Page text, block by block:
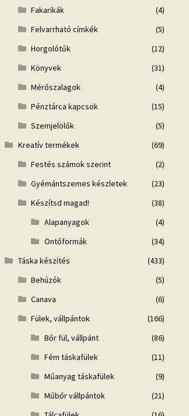
Fakarikák
(4)
Felvarrható címkék
(5)
Horgolótűk
(12)
Könyvek
(31)
Mérőszalagok
(4)
Pénztárca kapcsok
(15)
Szemjelölők
(5)
Kreatív termékek
(69)
Festés számok szerint
(2)
Gyémántszemes készletek
(23)
Készítsd magad!
(38)
Alapanyagok
(4)
Öntőformák
(34)
Táska készítés
(433)
Behúzók
(5)
Canava
(6)
Fülek, vállpántok
(166)
Bőr fül, vállpánt
(86)
Fém táskafülek
(11)
Műanyag táskafülek
(9)
Műbőr vállpántok
(21)